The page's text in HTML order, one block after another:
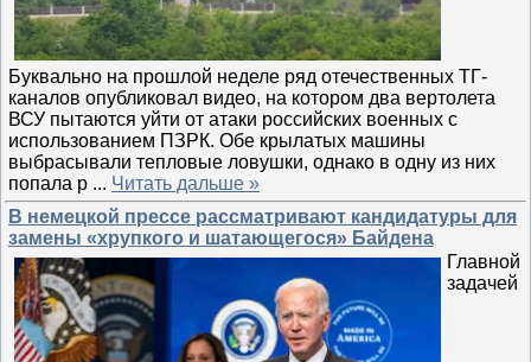
Буквально на прошлой неделе ряд отечественных ТГ-
каналов опубликовал видео, на котором два вертолета
ВСУ пытаются уйти от атаки российских военных с
использованием ПЗРК. Обе крылатых машины
выбрасывали тепловые ловушки, однако в одну из них
попала р ... Читать дальше »
В немецкой прессе рассматривают кандидатуры для
замены «хрупкого и шатающегося» Байдена
Главной
задачей